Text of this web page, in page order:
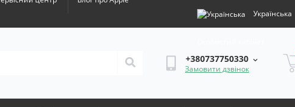
Українська
+380737750330
Замовити дзвінок